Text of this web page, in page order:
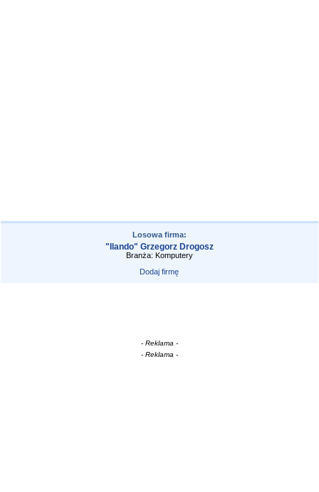
Losowa firma:
"Ilando" Grzegorz Drogosz
Branża: Komputery
Dodaj firmę
- Reklama -
- Reklama -